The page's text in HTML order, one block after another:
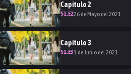
Capitulo2
S1.E226 de Mayo del 2021
Capitulo3
S1.E31 de Junio del 2021